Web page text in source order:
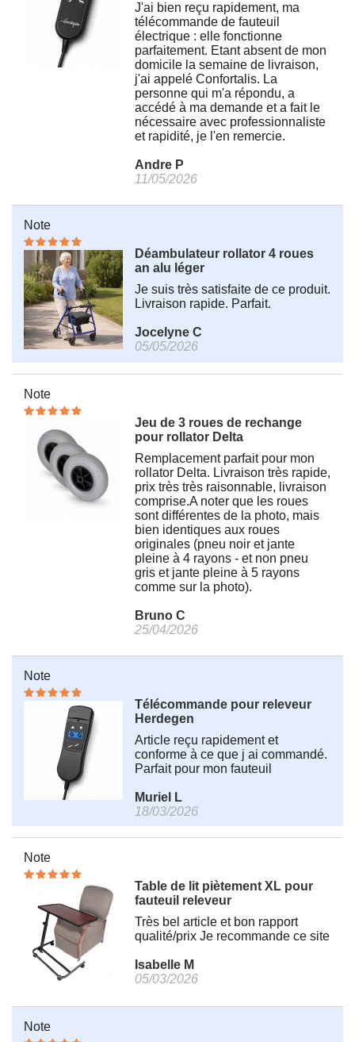
J'ai bien reçu rapidement, ma
télécommande de fauteuil
électrique : elle fonctionne
parfaitement. Etant absent de mon
domicile la semaine de livraison,
j'ai appelé Confortalis. La
personne qui m'a répondu, a
accédé à ma demande et a fait le
nécessaire avec professionnaliste
et rapidité, je l'en remercie.
Andre P
11/05/2026
Note
Déambulateur rollator 4 roues
an alu léger
Je suis très satisfaite de ce produit.
Livraison rapide. Parfait.
Jocelyne C
05/05/2026
Note
Jeu de 3 roues de rechange
pour rollator Delta
Remplacement parfait pour mon
rollator Delta. Livraison très rapide,
prix très très raisonnable, livraison
comprise.A noter que les roues
sont différentes de la photo, mais
bien identiques aux roues
originales (pneu noir et jante
pleine à 4 rayons - et non pneu
gris et jante pleine à 5 rayons
comme sur la photo).
Bruno C
25/04/2026
Note
Télécommande pour releveur
Herdegen
Article reçu rapidement et
conforme à ce que j ai commandé.
Parfait pour mon fauteuil
Muriel L
18/03/2026
Note
Table de lit piètement XL pour
fauteuil releveur
Très bel article et bon rapport
qualité/prix Je recommande ce site
Isabelle M
05/03/2026
Note